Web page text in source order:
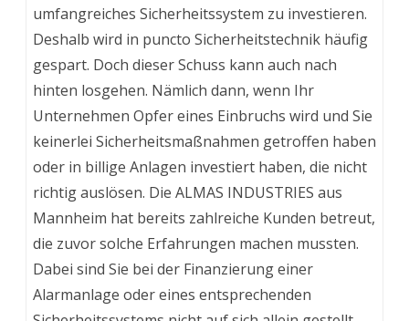
umfangreiches Sicherheitssystem zu investieren.
Deshalb wird in puncto Sicherheitstechnik häufig
gespart. Doch dieser Schuss kann auch nach
hinten losgehen. Nämlich dann, wenn Ihr
Unternehmen Opfer eines Einbruchs wird und Sie
keinerlei Sicherheitsmaßnahmen getroffen haben
oder in billige Anlagen investiert haben, die nicht
richtig auslösen. Die ALMAS INDUSTRIES aus
Mannheim hat bereits zahlreiche Kunden betreut,
die zuvor solche Erfahrungen machen mussten.
Dabei sind Sie bei der Finanzierung einer
Alarmanlage oder eines entsprechenden